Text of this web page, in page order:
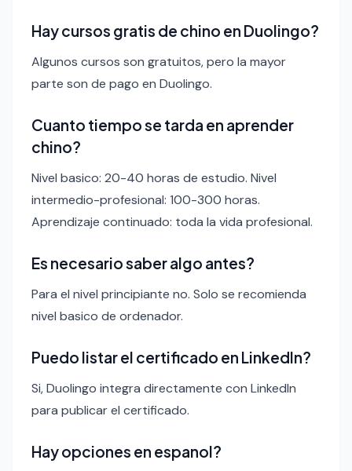
Hay cursos gratis de chino en Duolingo?
Algunos cursos son gratuitos, pero la mayor
parte son de pago en Duolingo.
Cuanto tiempo se tarda en aprender
chino?
Nivel basico: 20-40 horas de estudio. Nivel
intermedio-profesional: 100-300 horas.
Aprendizaje continuado: toda la vida profesional.
Es necesario saber algo antes?
Para el nivel principiante no. Solo se recomienda
nivel basico de ordenador.
Puedo listar el certificado en LinkedIn?
Si, Duolingo integra directamente con LinkedIn
para publicar el certificado.
Hay opciones en espanol?